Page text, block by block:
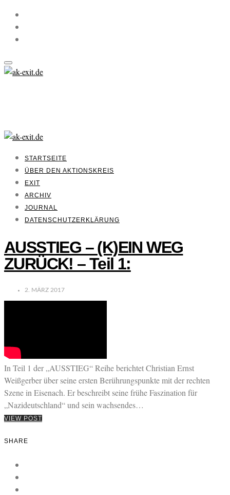
STARTSEITE
ÜBER DEN AKTIONSKREIS
EXIT
ARCHIV
JOURNAL
DATENSCHUTZERKLÄRUNG
AUSSTIEG – (K)EIN WEG
ZURÜCK! – Teil 1:
2. MÄRZ 2017
In Teil 1 der „AUSSTIEG“ Reihe berichtet Christian Ernst
Weißgerber über seine ersten Berührungspunkte mit der rechten
Szene in Eisenach. Er beschreibt seine frühe Faszination für
„Nazideutschland“ und sein wachsendes…
VIEW POST
SHARE